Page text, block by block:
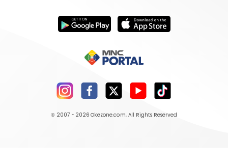
© 2007 - 2026 Okezone.com, All Rights Reserved